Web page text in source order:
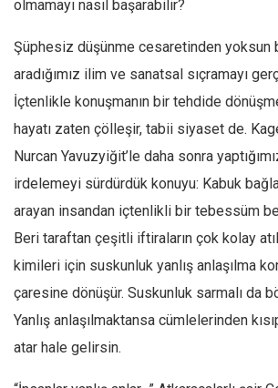
Ömer Kayani
Hasanali Yıldırım
Leyla Şerif Emin
Selçuk Türkyılmaz
Mehmet Ali Tekin
Abir E. Nahas
Amina S. Jenenkovic
Bağdagül Öz
Esra Elönü
» Yazar arşivi
Bu Sayı
olmamayı nasıl başarabilir?
Şüphesiz düşünme cesaretinden yoksun
aradığımız ilim ve sanatsal sıçramayı
İçtenlikle konuşmanın bir tehdide
hayatı zaten çölleşir, tabii siyaset de.
Nurcan Yavuzyiğit’le daha sonra
irdelemeyi sürdürdük konuyu: Kabuk
arayan insandan içtenlikli bir tebessüm
Beri taraftan çeşitli iftiraların çok kolay
kimileri için suskunluk yanlış anlaşılma
çaresine dönüşür. Suskunluk sarmalı da
Yanlış anlaşılmaktansa cümlelerinden
atar hale gelirsin.